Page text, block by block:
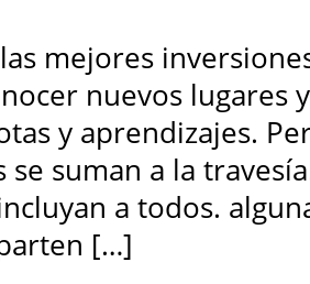
mejores
nuevos lugares
y aprendizajes.
suman a la
a todos.
[…]